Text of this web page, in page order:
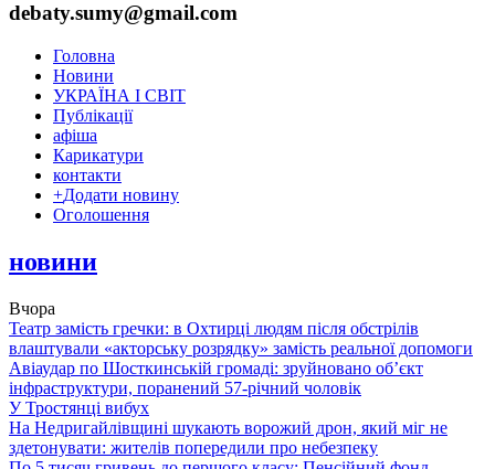
debaty.sumy@gmail.com
Головна
Новини
УКРАЇНА І СВІТ
Публікації
афіша
Карикатури
контакти
+Додати новину
Оголошення
новини
Вчора
Театр замість гречки: в Охтирці людям після обстрілів
влаштували «акторську розрядку» замість реальної допомоги
Авіаудар по Шосткинській громаді: зруйновано об’єкт
інфраструктури, поранений 57-річний чоловік
У Тростянці вибух
На Недригайлівщині шукають ворожий дрон, який міг не
здетонувати: жителів попередили про небезпеку